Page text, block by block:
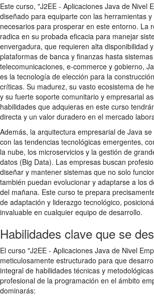
Este curso, "J2EE - Aplicaciones Java de Nivel
diseñado para equiparte con las herramientas
necesarios para prosperar en este entorno. La
radica en su probada eficacia para manejar
envergadura, que requieren alta disponibilidad
plataformas de banca y finanzas hasta
telecomunicaciones, e-commerce y gobierno,
es la tecnología de elección para la
críticas. Su madurez, su vasto ecosistema de
y su fuerte soporte comunitario y empresarial
habilidades que adquieras en este curso
directa y un valor duradero en el mercado
Además, la arquitectura empresarial de Java
con las tendencias tecnológicas emergentes,
la nube, los microservicios y la gestión de
datos (Big Data). Las empresas buscan
diseñar y mantener sistemas que no solo
también puedan evolucionar y adaptarse a los
del mañana. Este curso te prepara
de adaptación y liderazgo tecnológico,
invaluable en cualquier equipo de desarrollo.
Habilidades clave que se
El curso "J2EE - Aplicaciones Java de Nivel
meticulosamente estructurado para que
integral de habilidades técnicas y
profesional de la programación en el ámbito
dominarás: